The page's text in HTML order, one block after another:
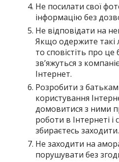
Не посилати свої
інформацію без
Не відповідати на
Якщо одержите такі
то сповістіть про
зв’яжуться з
Інтернет.
Розробити з
користування
домовитися з ними
роботи в Інтернеті і
збираєтесь заходити.
Не заходити на
порушувати без